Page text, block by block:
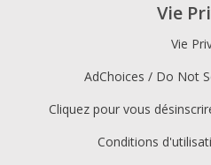
Vie
Vie
AdChoices / Do Not
Cliquez pour vous
Conditions